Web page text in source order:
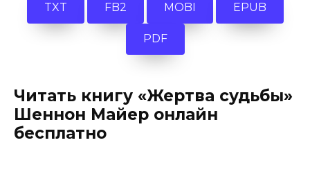
TXT FB2 MOBI EPUB
PDF
Читать книгу «Жертва судьбы»
Шеннон Майер онлайн
бесплатно